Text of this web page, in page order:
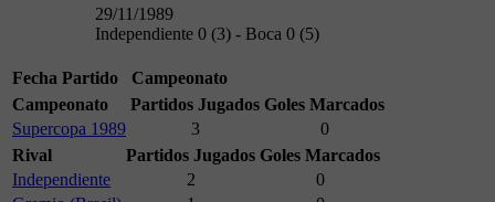
29/11/1989
Independiente 0 (3) - Boca 0 (5)
Fecha Partido
Campeonato
Campeonato
Partidos Jugados Goles Marcados
Supercopa 1989
3
0
Rival
Partidos Jugados Goles Marcados
Independiente
2
0